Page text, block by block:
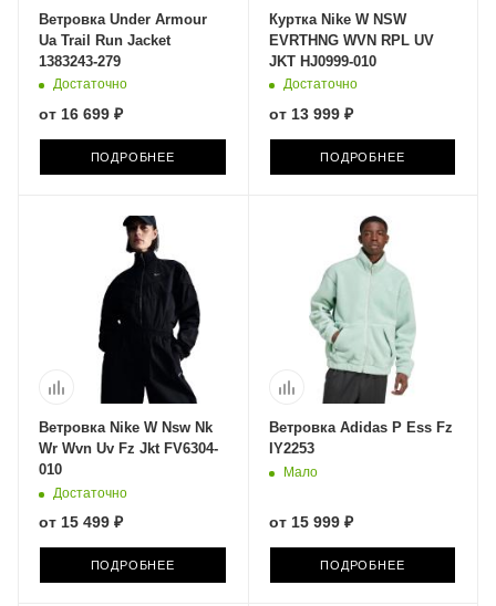
Ветровка Under Armour
Ua Trail Run Jacket
1383243-279
Достаточно
от 16 699 ₽
ПОДРОБНЕЕ
Куртка Nike W NSW
EVRTHNG WVN RPL UV
JKT HJ0999-010
Достаточно
от 13 999 ₽
ПОДРОБНЕЕ
Ветровка Nike W Nsw Nk
Wr Wvn Uv Fz Jkt FV6304-
010
Достаточно
от 15 499 ₽
ПОДРОБНЕЕ
Ветровка Adidas P Ess Fz
IY2253
Мало
от 15 999 ₽
ПОДРОБНЕЕ